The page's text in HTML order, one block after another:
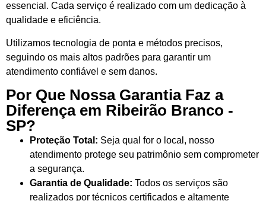
essencial. Cada serviço é realizado com um dedicação à
qualidade e eficiência.
Utilizamos tecnologia de ponta e métodos precisos,
seguindo os mais altos padrões para garantir um
atendimento confiável e sem danos.
Por Que Nossa Garantia Faz a
Diferença em Ribeirão Branco -
SP?
Proteção Total: Seja qual for o local, nosso
atendimento protege seu patrimônio sem comprometer
a segurança.
Garantia de Qualidade: Todos os serviços são
realizados por técnicos certificados e altamente